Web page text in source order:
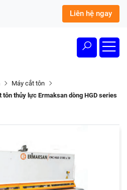
Liên hệ ngay
Máy cắt tôn
tôn thủy lực Ermaksan dòng HGD series